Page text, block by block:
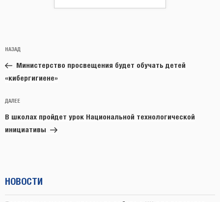
по
записям
Предыдущая
запись:
НАЗАД
Министерство просвещения будет обучать детей
«кибергигиене»
Следующая
запись
ДАЛЕЕ
В школах пройдет урок Национальной технологической
инициативы
НОВОСТИ